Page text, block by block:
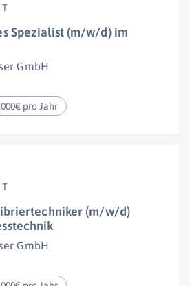
T
Spezialist (m/w/d) im
GmbH
pro Jahr
T
(m/w/d)
GmbH